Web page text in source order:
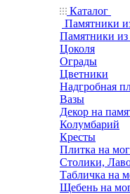
Каталог
Памятники
Памятники из
Цоколя
Ограды
Цветники
Надгробная
Вазы
Декор на
Колумбарий
Кресты
Плитка на
Столики,
Табличка на
Щебень на